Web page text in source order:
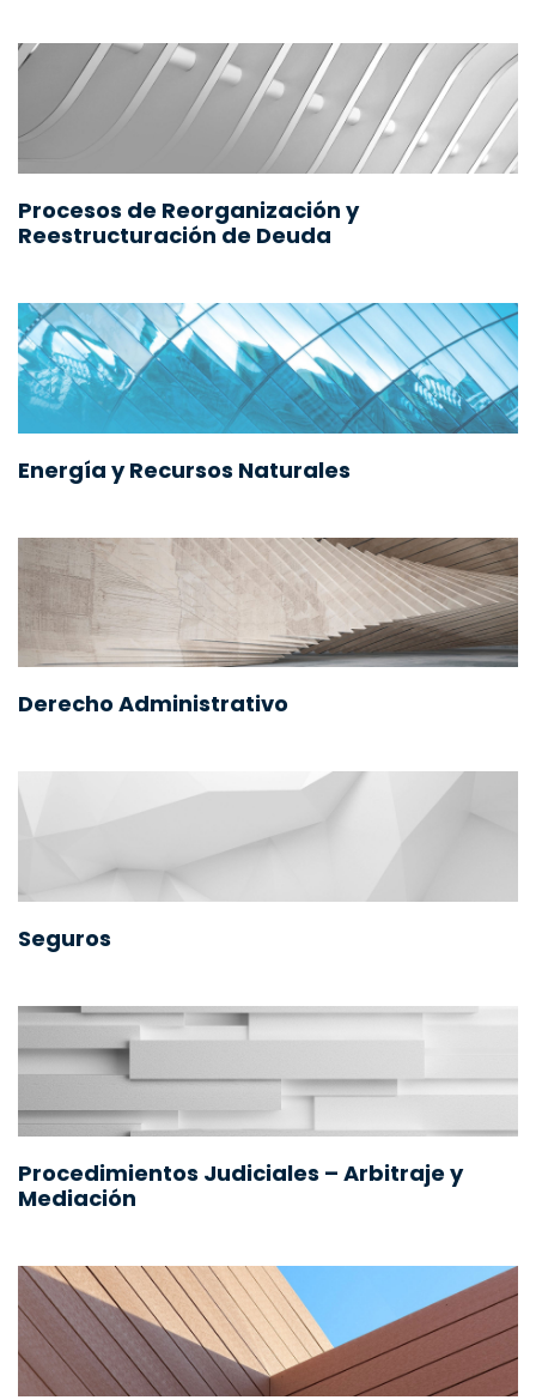
Procesos de Reorganización y
Reestructuración de Deuda
Energía y Recursos Naturales
Derecho Administrativo
Seguros
Procedimientos Judiciales – Arbitraje y
Mediación